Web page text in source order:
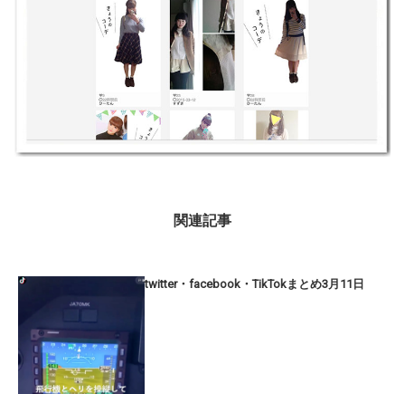
関連記事
twitter・facebook・TikTokまとめ3月11日